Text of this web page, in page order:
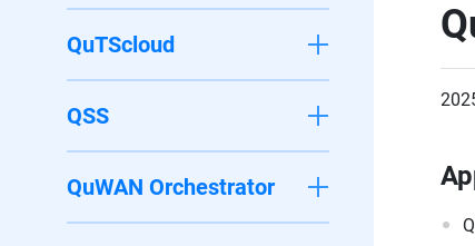
QuTScloud
QSS
QuWAN Orchestrator